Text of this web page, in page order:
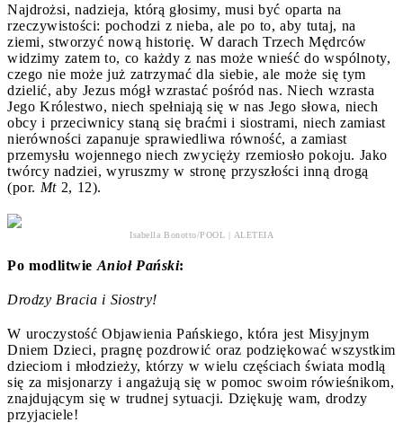
Najdrożsi, nadzieja, którą głosimy, musi być oparta na
rzeczywistości: pochodzi z nieba, ale po to, aby tutaj, na
ziemi, stworzyć nową historię. W darach Trzech Mędrców
widzimy zatem to, co każdy z nas może wnieść do wspólnoty,
czego nie może już zatrzymać dla siebie, ale może się tym
dzielić, aby Jezus mógł wzrastać pośród nas. Niech wzrasta
Jego Królestwo, niech spełniają się w nas Jego słowa, niech
obcy i przeciwnicy staną się braćmi i siostrami, niech zamiast
nierówności zapanuje sprawiedliwa równość, a zamiast
przemysłu wojennego niech zwycięży rzemiosło pokoju. Jako
twórcy nadziei, wyruszmy w stronę przyszłości inną drogą
(por. Mt2, 12).
Isabella Bonotto/POOL | ALETEIA
Po modlitwie Anioł Pański:
Drodzy Bracia i Siostry!
W uroczystość Objawienia Pańskiego, która jest Misyjnym
Dniem Dzieci, pragnę pozdrowić oraz podziękować wszystkim
dzieciom i młodzieży, którzy w wielu częściach świata modlą
się za misjonarzy i angażują się w pomoc swoim rówieśnikom,
znajdującym się w trudnej sytuacji. Dziękuję wam, drodzy
przyjaciele!